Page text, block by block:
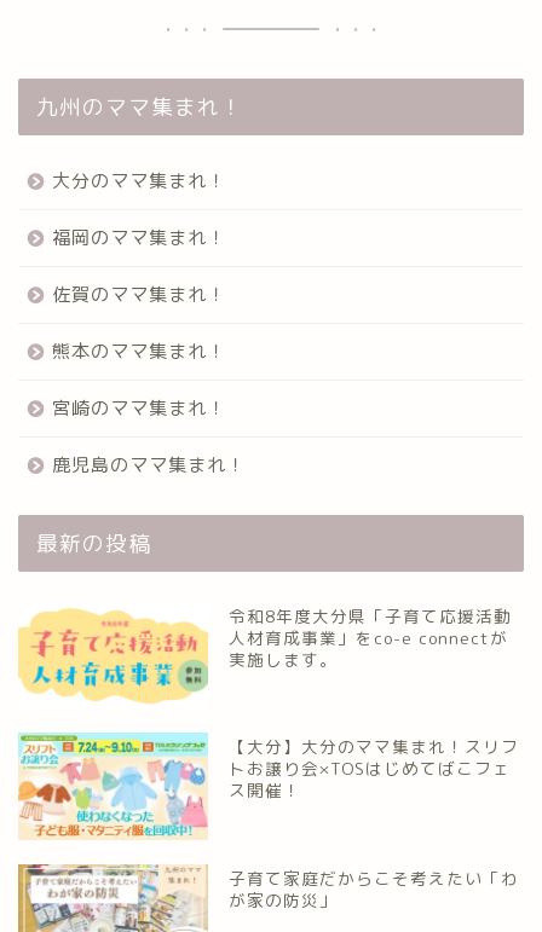
九州のママ集まれ！
大分のママ集まれ！
福岡のママ集まれ！
佐賀のママ集まれ！
熊本のママ集まれ！
宮崎のママ集まれ！
鹿児島のママ集まれ！
最新の投稿
令和8年度大分県「子育て応援活動
人材育成事業」をco-e connectが
実施します。
【大分】大分のママ集まれ！スリフ
トお譲り会×TOSはじめてばこフェ
ス開催！
子育て家庭だからこそ考えたい「わ
が家の防災」